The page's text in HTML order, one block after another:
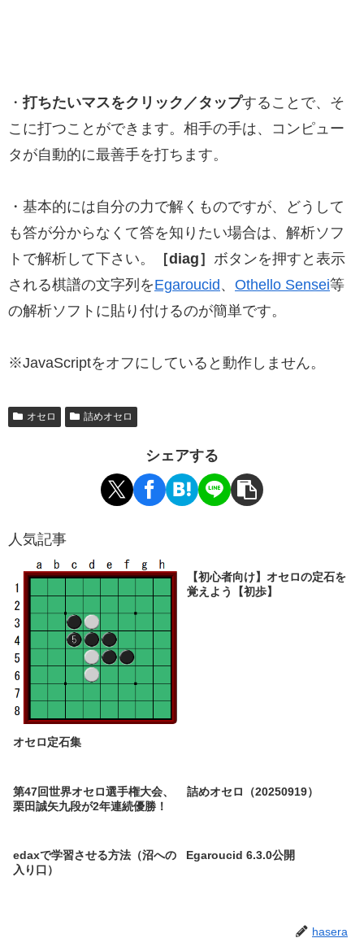
・打ちたいマスをクリック／タップすることで、そ
こに打つことができます。相手の手は、コンピュー
タが自動的に最善手を打ちます。
・基本的には自分の力で解くものですが、どうして
も答が分からなくて答を知りたい場合は、解析ソフ
トで解析して下さい。
［diag］ ボタンを押すと表示
される棋譜の文字列をEgaroucid、 Othello Sensei等
の解析ソフトに貼り付けるのが簡単です。
※JavaScriptをオフにしていると動作しません。
オセロ 詰めオセロ
シェアする
人気記事
オセロ定石集
【初心者向け】オセロの定石を
覚えよう【初歩】
第47回世界オセロ選手権大会、
栗田誠矢九段が2年連続優勝！
詰めオセロ（20250919）
edaxで学習させる方法（沼への
入り口）
Egaroucid 6.3.0公開
hasera